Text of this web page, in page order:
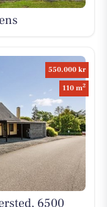
550.000 kr
110 m2
6500